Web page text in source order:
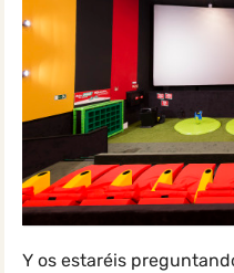
Y os estaréis